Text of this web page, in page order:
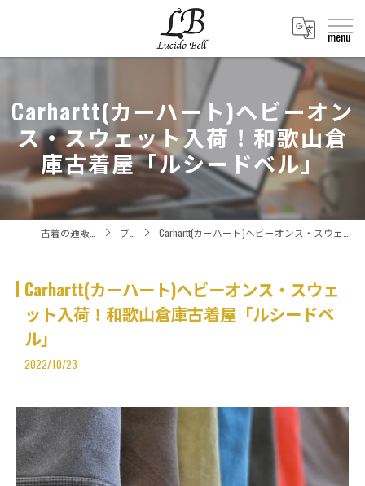
Carhartt(カーハート)ヘビーオン
ス・スウェット入荷！和歌山倉
庫古着屋「ルシードベル」
古着の通販ならLucido Bell ブログ Carhartt(カーハート)ヘビーオンス・スウェット入荷！和歌山倉庫古着屋「ルシードベル」
Carhartt(カーハート)ヘビーオンス・スウェ
ット入荷！和歌山倉庫古着屋「ルシードベ
ル」
2022/10/23